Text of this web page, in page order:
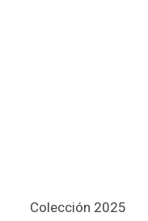
Colección 2025